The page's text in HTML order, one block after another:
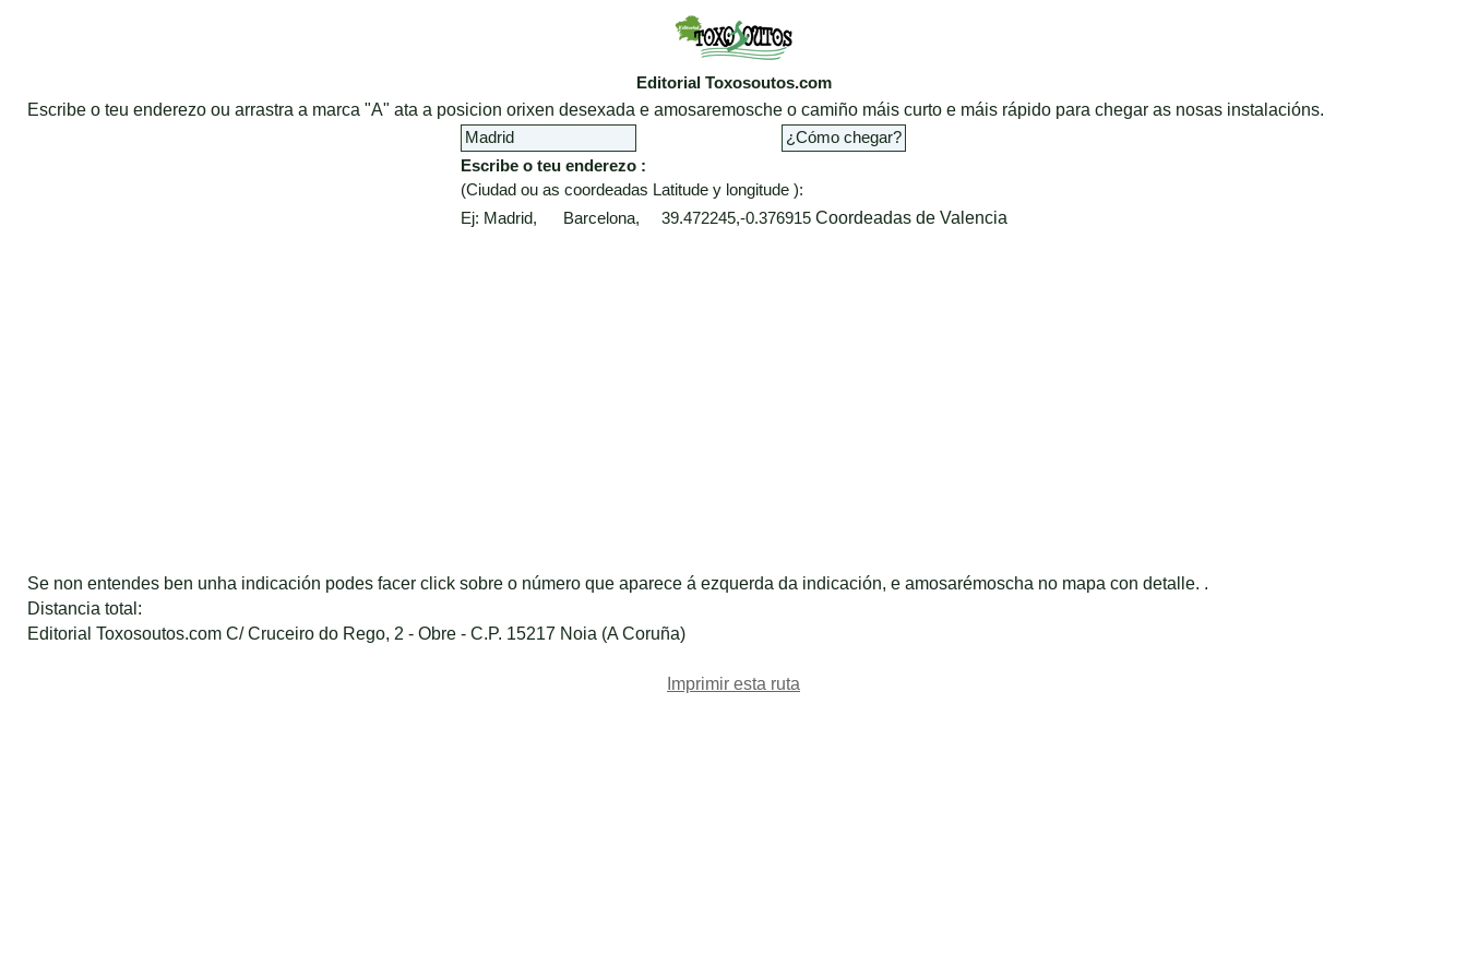
Editorial Toxosoutos.com
Escribe o teu enderezo ou arrastra a marca "A" ata a posicion orixen desexada e amosaremosche o camiño máis curto e máis rápido para chegar as nosas instalacións.
Escribe o teu enderezo :
(Ciudad ou as coordeadas Latitude y longitude ):
Ej: Madrid, Barcelona, 39.472245,-0.376915 Coordeadas de Valencia
Se non entendes ben unha indicación podes facer click sobre o número que aparece á ezquerda da indicación, e amosarémoscha no mapa con detalle. .
Distancia total:
Editorial Toxosoutos.com C/ Cruceiro do Rego, 2 - Obre - C.P. 15217 Noia (A Coruña)
Imprimir esta ruta